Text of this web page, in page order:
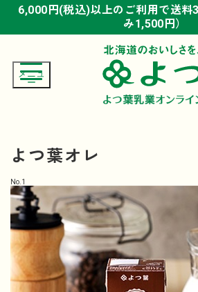
6,000円(税込)以上のご利用で送料
み1,500円）
6,000円(税込)以上のご利用で送料
み1,500円）
6,000円(税込)以上のご利用で送料
み1,500円）
よつ葉オレ
No. 1